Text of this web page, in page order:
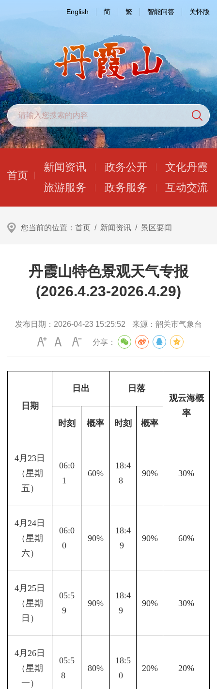
English 简 繁 智能问答 关怀版
首页
新闻资讯 政务公开
文化丹霞
旅游服务
政务服务 互动交流
您当前的位置： 首页 / 新闻资讯 / 景区要闻
丹霞山特色景观天气专报
(2026.4.23-2026.4.29)
发布日期： 2026-04-23 15:25:52 来源： 韶关市气象台
分享：
日期
日出
日落
观云海概
率
时刻
概率 时刻 概率
4月23日
（星期
五）
06:0
1
60%
18:4
8
90% 30%
4月24日
（星期
六）
06:0
0
90%
18:4
9
90% 60%
4月25日
（星期
日）
05:5
9
90%
18:4
9
90% 30%
4月26日
（星期
一）
05:5
8
80%
18:5
0
20% 20%